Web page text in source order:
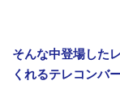
そんな中登場した
くれるテレコンバ